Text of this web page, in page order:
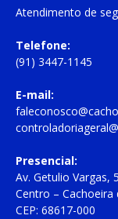
Atendimento de
Telefone:
(91) 3447-1145
E-mail:
Presencial:
Av. Getulio Vargas,
Centro – Cachoeira
CEP: 68617-000